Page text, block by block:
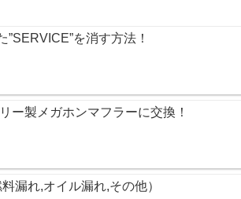
を消す方法！
ー製メガホンマフラーに交換！
漏れ,オイル漏れ,その他）